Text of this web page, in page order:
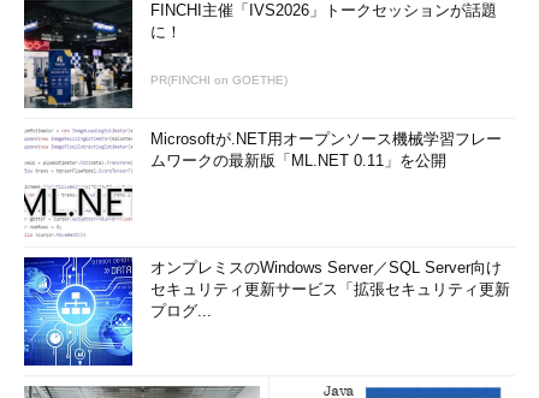
FINCHI主催「IVS2026」トークセッションが話題
に！
PR(FINCHI on GOETHE)
Microsoftが.NET用オープンソース機械学習フレー
ムワークの最新版「ML.NET 0.11」を公開
オンプレミスのWindows Server／SQL Server向け
セキュリティ更新サービス「拡張セキュリティ更新
プログ...